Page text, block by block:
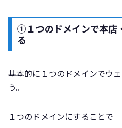
①１つのドメインで本店
る
基本的に１つのドメインでウ
う。
１つのドメインにすることで